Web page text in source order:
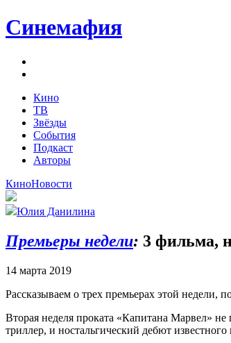
Синемафия
Кино
ТВ
Звёзды
События
Подкаст
Авторы
КиноНовости
Юлия Данилина
Премьеры недели: 3 фильма,
14 марта 2019
Рассказываем о трех премьерах этой недели,
Вторая неделя проката «Капитана Марвел»
триллер, и ностальгический дебют